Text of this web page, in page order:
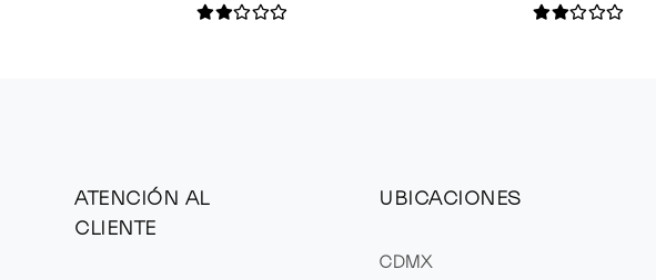
ATENCIÓN AL
CLIENTE
UBICACIONES
CDMX